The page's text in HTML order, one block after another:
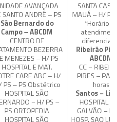
AVANÇADA
SANTO ANDRÉ – PS
São Bernardo do
Campo – ABCDM
CENTRO DE
BEZERRA
MENEZES – H/ PS
HOSPITAL E MAT.
CARE ABC – H/
PS – PS Obstétrico
HOSPITAL SÃO
– H/ PS –
PS ORTOPEDIA
HOSPITAL SÃO
SANTA
MAUÁ – H/ PS
*Horário
Ribeirão
ABCDM
CC –
PIRES – PA
horas
Santos –
HOSPITAL
GALVÃO –
HOSP. SAO